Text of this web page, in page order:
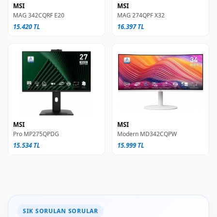
MSI
MAG 342CQRF E20
15.420 TL
MSI
MAG 274QPF X32
16.397 TL
MSI
Pro MP275QPDG
15.534 TL
MSI
Modern MD342CQPW
15.999 TL
SIK SORULAN SORULAR